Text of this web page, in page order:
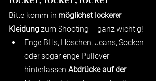
Bitte komm in möglichst lockerer
Kleidung zum Shooting – ganz wichtig!
Enge BHs, Höschen, Jeans, Socken
oder sogar enge Pullover
hinterlassen Abdrücke auf der